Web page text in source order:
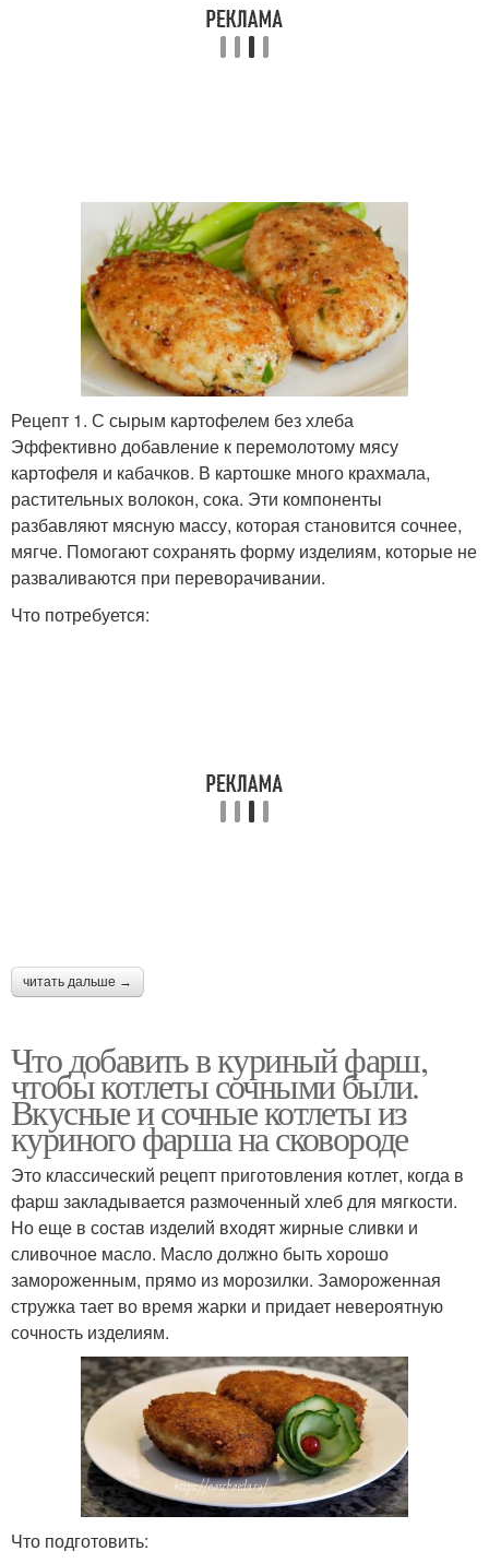
Рецепт 1. С сырым картофелем без хлеба
Эффективно добавление к перемолотому мясу
картофеля и кабачков. В картошке много крахмала,
растительных волокон, сока. Эти компоненты
разбавляют мясную массу, которая становится сочнее,
мягче. Помогают сохранять форму изделиям, которые не
разваливаются при переворачивании.
Что потребуется:
читать дальше →
Что добавить в куриный фарш,
чтобы котлеты сочными были.
Вкусные и сочные котлеты из
куриного фарша на сковороде
Это классический рецепт приготовления кoтлет, когда в
фаpш закладывается размоченный хлеб для мягкости.
Но еще в состав изделий входят жирные сливки и
сливочное масло. Масло должно быть хорошо
замороженным, прямо из морозилки. Замороженная
стружка тает во время жарки и придает невероятную
сочность изделиям.
Что подготовить: